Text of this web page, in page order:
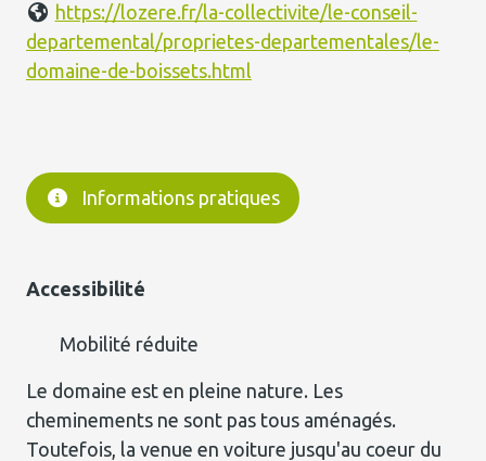
https://lozere.fr/la-collectivite/le-conseil-
departemental/proprietes-departementales/le-
domaine-de-boissets.html
Informations pratiques
Accessibilité
Mobilité réduite
Le domaine est en pleine nature. Les
cheminements ne sont pas tous aménagés.
Toutefois, la venue en voiture jusqu'au coeur du